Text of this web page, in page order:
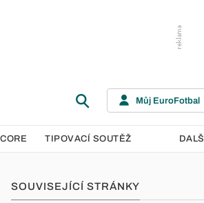
Můj EuroFotbal
TIPOVACÍ SOUTĚŽ DALŠÍ
SOUVISEJÍCÍ STRÁNKY